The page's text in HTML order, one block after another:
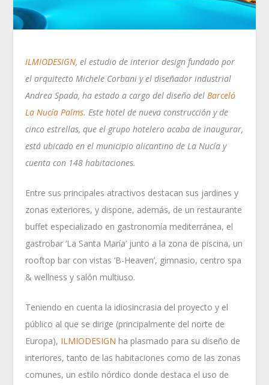
ILMIODESIGN, el estudio de interior design fundado por
el arquitecto Michele Corbani y el diseñador industrial
Andrea Spada, ha estado a cargo del diseño del Barceló
La Nucía Palms. Este hotel de nueva construcción y de
cinco estrellas, que el grupo hotelero acaba de inaugurar,
está ubicado en el municipio alicantino de La Nucía y
cuenta con 148 habitaciones.
Entre sus principales atractivos destacan sus jardines y
zonas exteriores, y dispone, además, de un restaurante
buffet especializado en gastronomía mediterránea, el
gastrobar ‘La Santa María’ junto a la zona de piscina, un
rooftop bar con vistas ‘B-Heaven’, gimnasio, centro spa
& wellness y salón multiuso.
Teniendo en cuenta la idiosincrasia del proyecto y el
público al que se dirige (principalmente del norte de
Europa), ILMIODESIGN ha plasmado para su diseño de
interiores, tanto de las habitaciones como de las zonas
comunes, un estilo nórdico donde destaca el uso de